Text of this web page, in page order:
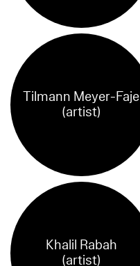
Tilmann Meyer-Faje
(artist)
Khalil Rabah
(artist)